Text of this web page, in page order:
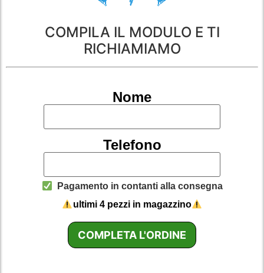
COMPILA IL MODULO E TI
RICHIAMIAMO
Nome
Telefono
Pagamento in contanti alla consegna
ultimi 4 pezzi in magazzino